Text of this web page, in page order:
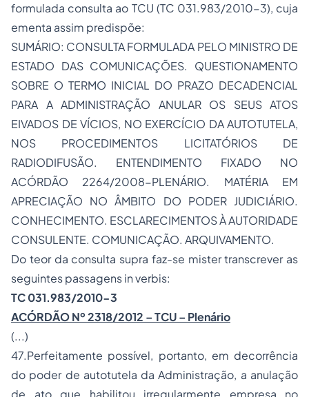
formulada consulta ao TCU (TC 031.983/2010-3), cuja
ementa assim predispõe:
SUMÁRIO: CONSULTA FORMULADA PELO MINISTRO DE
ESTADO DAS COMUNICAÇÕES. QUESTIONAMENTO
SOBRE O TERMO INICIAL DO PRAZO DECADENCIAL
PARA A ADMINISTRAÇÃO ANULAR OS SEUS ATOS
EIVADOS DE VÍCIOS, NO EXERCÍCIO DA AUTOTUTELA,
NOS PROCEDIMENTOS LICITATÓRIOS DE
RADIODIFUSÃO. ENTENDIMENTO FIXADO NO
ACÓRDÃO 2264/2008-PLENÁRIO. MATÉRIA EM
APRECIAÇÃO NO ÂMBITO DO PODER JUDICIÁRIO.
CONHECIMENTO. ESCLARECIMENTOS À AUTORIDADE
CONSULENTE. COMUNICAÇÃO. ARQUIVAMENTO.
Do teor da consulta supra faz-se mister transcrever as
seguintes passagens in verbis:
TC 031.983/2010-3
ACÓRDÃO Nº 2318/2012 – TCU – Plenário
(...)
47.Perfeitamente possível, portanto, em decorrência
do poder de autotutela da Administração, a anulação
de ato que habilitou irregularmente empresa no